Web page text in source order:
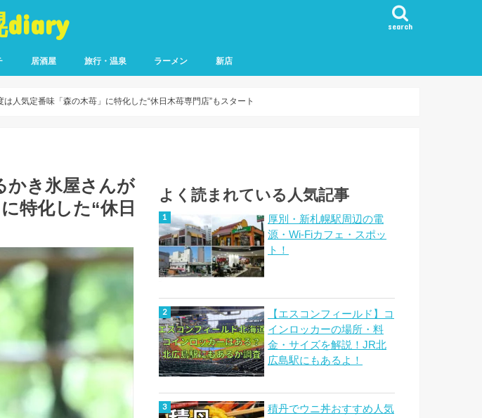
diary search
居酒屋 旅行・温泉 ラーメン 新店
人気定番味「森の木苺」に特化した“休日木苺専門店”もスタート
かき氷屋さんが
特化した“休日
よく読まれている人気記事
厚別・新札幌駅周辺の電
源・Wi-Fiカフェ・スポッ
ト！
【エスコンフィールド】コ
インロッカーの場所・料
金・サイズを解説！JR北
広島駅にもあるよ！
積丹でウニ丼おすすめ人気